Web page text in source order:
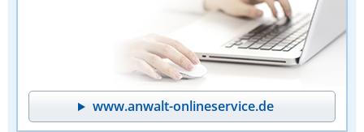
www.anwalt-onlineservice.de